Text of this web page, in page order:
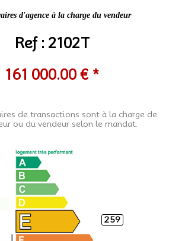
d'agence à la charge du vendeur
Ref : 2102T
161 000.00 € *
de transactions sont à la charge de
ou du vendeur selon le mandat.
259